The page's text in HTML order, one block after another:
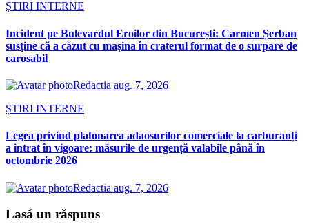
ȘTIRI INTERNE
Incident pe Bulevardul Eroilor din București: Carmen Șerban
susține că a căzut cu mașina în craterul format de o surpare de
carosabil
Redactia aug. 7, 2026
ȘTIRI INTERNE
Legea privind plafonarea adaosurilor comerciale la carburanți
a intrat în vigoare: măsurile de urgență valabile până în
octombrie 2026
Redactia aug. 7, 2026
Lasă un răspuns